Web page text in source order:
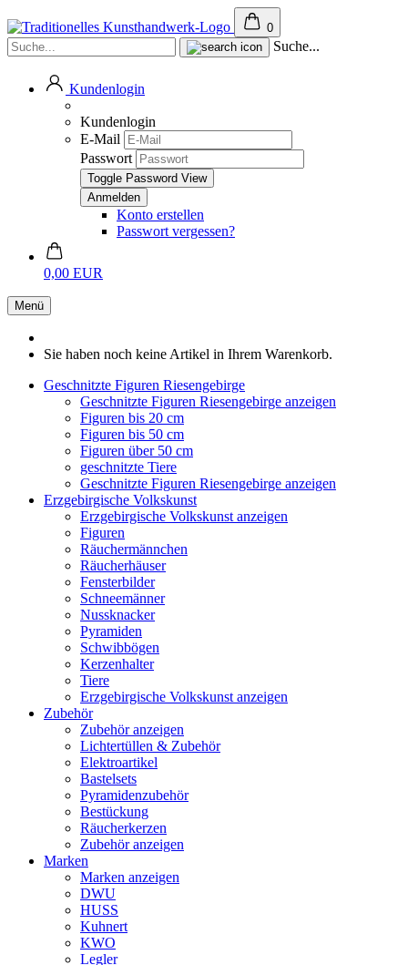
0
Suche...
Kundenlogin
Kundenlogin
E-Mail
Passwort
Toggle Password View
Konto erstellen
Passwort vergessen?
0,00 EUR
Menü
Sie haben noch keine Artikel in Ihrem Warenkorb.
Geschnitzte Figuren Riesengebirge
Geschnitzte Figuren Riesengebirge anzeigen
Figuren bis 20 cm
Figuren bis 50 cm
Figuren über 50 cm
geschnitzte Tiere
Geschnitzte Figuren Riesengebirge anzeigen
Erzgebirgische Volkskunst
Erzgebirgische Volkskunst anzeigen
Figuren
Räuchermännchen
Räucherhäuser
Fensterbilder
Schneemänner
Nussknacker
Pyramiden
Schwibbögen
Kerzenhalter
Tiere
Erzgebirgische Volkskunst anzeigen
Zubehör
Zubehör anzeigen
Lichtertüllen & Zubehör
Elektroartikel
Bastelsets
Pyramidenzubehör
Bestückung
Räucherkerzen
Zubehör anzeigen
Marken
Marken anzeigen
DWU
HUSS
Kuhnert
KWO
Legler